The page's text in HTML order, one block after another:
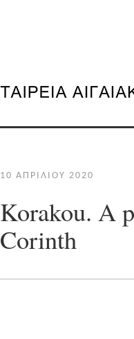
10 ΑΠΡΙΛΊΟΥ 2020
Korakou. A
Corinth